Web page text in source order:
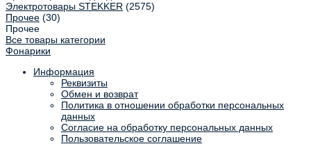
Электротовары STEKKER (2575)
Прочее (30)
Прочее
Все товары категории
Фонарики
Информация
Реквизиты
Обмен и возврат
Политика в отношении обработки персональных
данных
Согласие на обработку персональных данных
Пользовательское соглашение